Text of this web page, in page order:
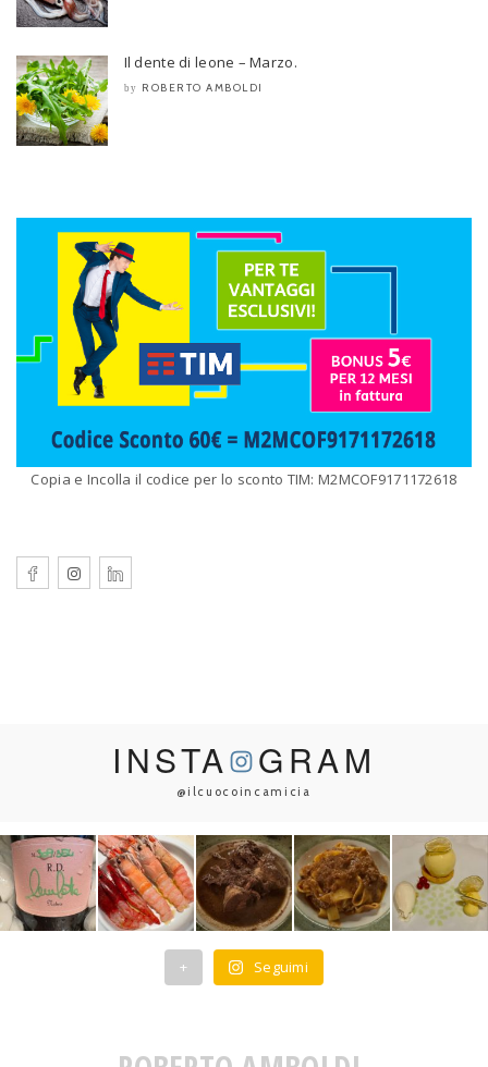
Il dente di leone – Marzo.
by ROBERTO AMBOLDI
Copia e Incolla il codice per lo sconto TIM: M2MCOF9171172618
INSTA GRAM
@ilcuocoincamicia
+ Seguimi